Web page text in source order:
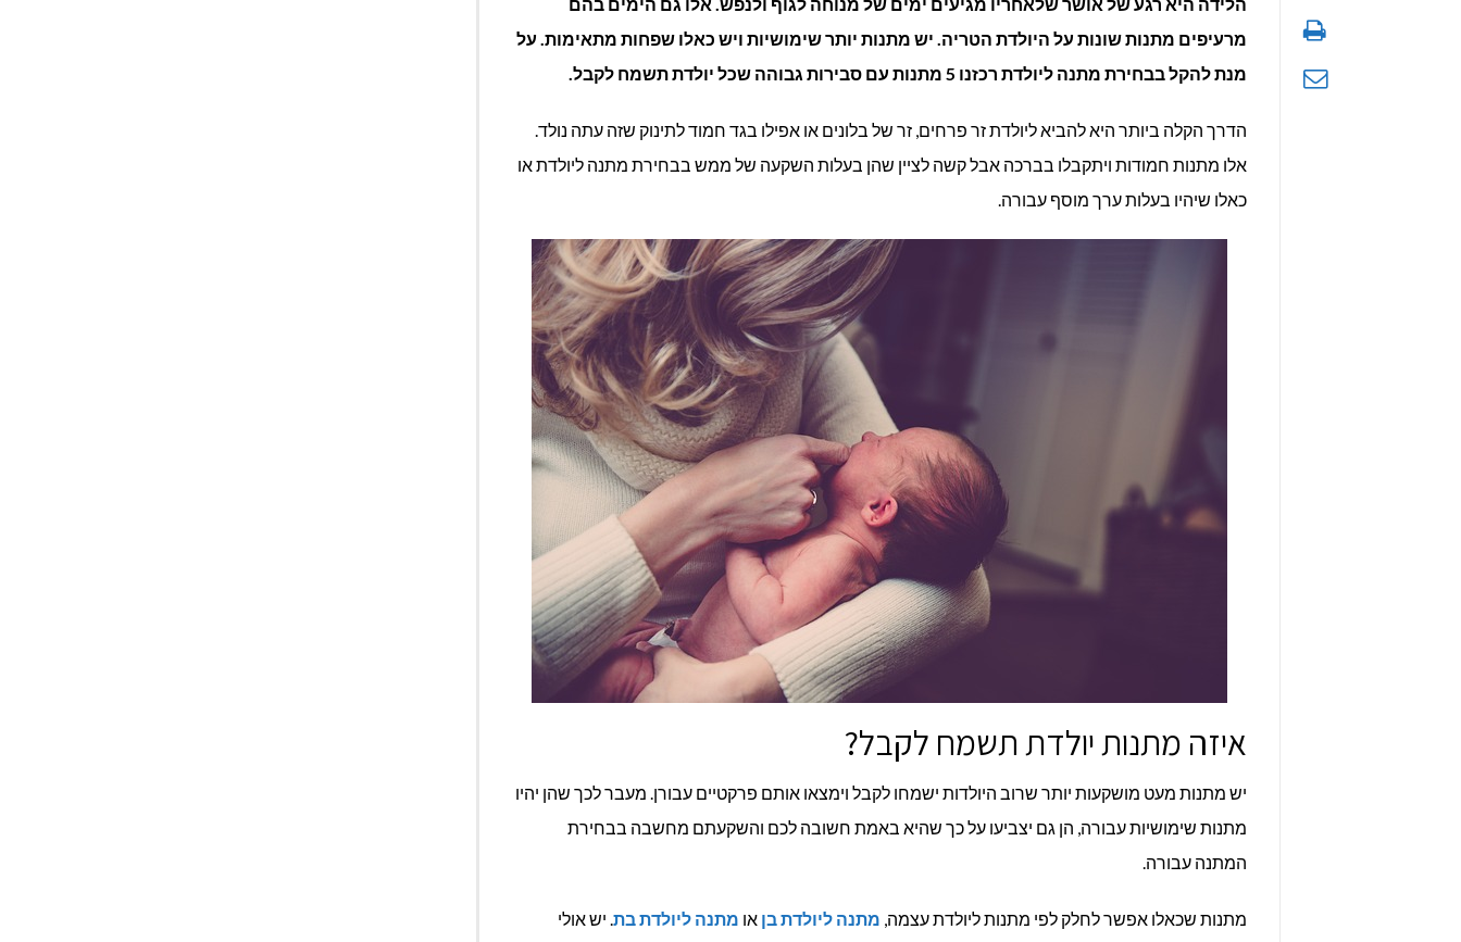
הכי
לקבל?
מרעיפים מתנות שונות על היולדת הטריה. יש מתנות יותר שימושיות ויש כאלו שפחות מתאימות. על
מנת להקל בבחירת מתנה ליולדת רכזנו 5 מתנות עם סבירות גבוהה שכל יולדת תשמח לקבל.
הדרך הקלה ביותר היא להביא ליולדת זר פרחים, זר של בלונים או אפילו בגד חמוד לתינוק שזה עתה נולד.
אלו מתנות חמודות ויתקבלו בברכה אבל קשה לציין שהן בעלות השקעה של ממש בבחירת מתנה ליולדת או
כאלו שיהיו בעלות ערך מוסף עבורה.
איזה מתנות יולדת תשמח לקבל?
יש מתנות מעט מושקעות יותר שרוב היולדות ישמחו לקבל וימצאו אותם פרקטיים עבורן. מעבר לכך שהן יהיו
מתנות שימושיות עבורה, הן גם יצביעו על כך שהיא באמת חשובה לכם והשקעתם מחשבה בבחירת
המתנה עבורה.
מתנות שכאלו אפשר לחלק לפי מתנות ליולדת עצמה, מתנה ליולדת בן או מתנה ליולדת בת. יש אולי